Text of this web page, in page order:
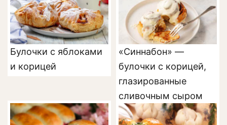
Булочки с яблоками
и корицей
«Синнабон» —
булочки с корицей,
глазированные
сливочным сыром